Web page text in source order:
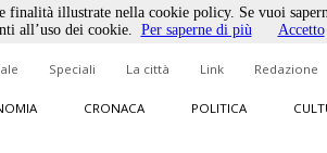
Speciali La città Link Redazione
CRONACA POLITICA
illustrate nella cookie policy. Se vuoi
all’uso dei cookie. Per saperne di più Accetto